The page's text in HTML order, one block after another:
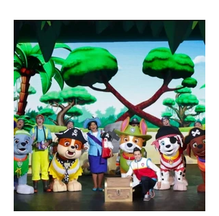
experiencias laborales forman parte de la
realidad de miles de trabajadores, Trabajo
de Monos – Reflexiones de la Selva
Corporativa, del autor Mauricio Eduardo
Medina, ha trascendido el ámbito editorial